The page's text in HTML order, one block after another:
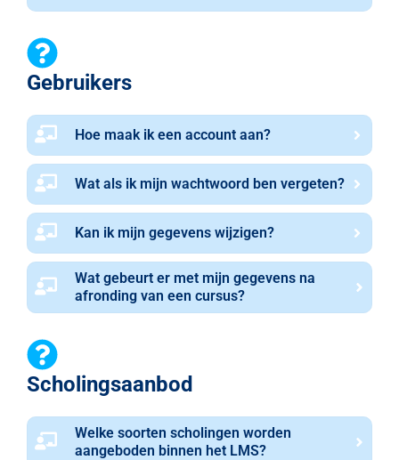
Gebruikers
Hoe maak ik een account aan?
Wat als ik mijn wachtwoord ben vergeten?
Kan ik mijn gegevens wijzigen?
Wat gebeurt er met mijn gegevens na
afronding van een cursus?
Scholingsaanbod
Welke soorten scholingen worden
aangeboden binnen het LMS?